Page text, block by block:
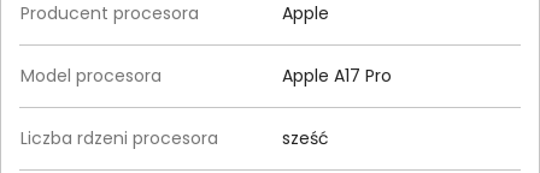
Producent procesora Apple
Model procesora Apple A17 Pro
Liczba rdzeni procesora sześć